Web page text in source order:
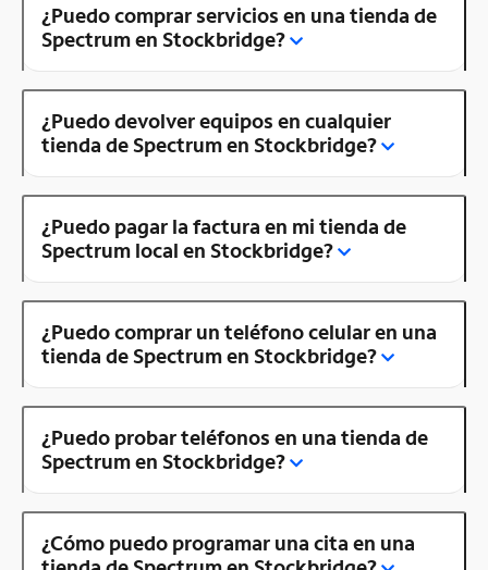
¿Puedo comprar servicios en una tienda de
Spectrum en Stockbridge?
¿Puedo devolver equipos en cualquier
tienda de Spectrum en Stockbridge?
¿Puedo pagar la factura en mi tienda de
Spectrum local en Stockbridge?
¿Puedo comprar un teléfono celular en una
tienda de Spectrum en Stockbridge?
¿Puedo probar teléfonos en una tienda de
Spectrum en Stockbridge?
¿Cómo puedo programar una cita en una